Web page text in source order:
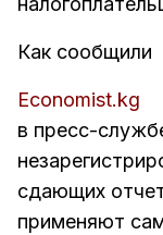
Как сообщили
Economist.kg
в пресс-
сдающих
применяют